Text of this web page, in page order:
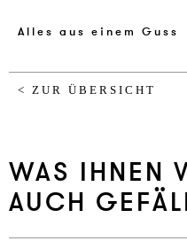
Al­les aus ei­nem Guss
< ZUR ÜBERSICHT
WAS IHNEN
AUCH